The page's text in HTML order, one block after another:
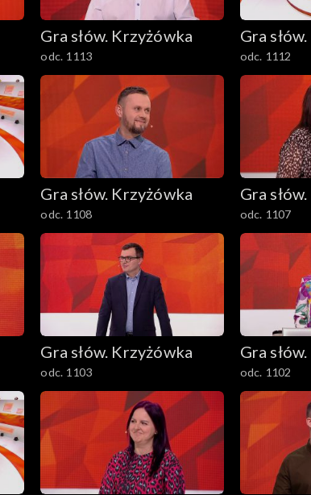
Gra słów. Krzyżówka
odc. 1113
Gra
odc. 1112
Gra słów. Krzyżówka
odc. 1108
Gra
odc. 1107
Gra słów. Krzyżówka
odc. 1103
Gra
odc. 1102